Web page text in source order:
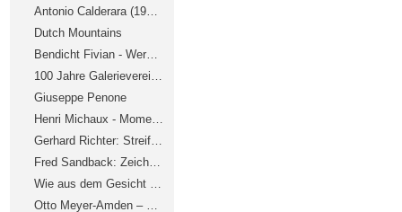
Antonio Calderara (1903 – 1978)
Dutch Mountains
Bendicht Fivian - Werke aus der Sammlung
100 Jahre Galerieverein, Freunde des Kunstmuseums Winterthur
Giuseppe Penone
Henri Michaux - Momente
Gerhard Richter: Streifen und Glas
Fred Sandback: Zeichnungen
Wie aus dem Gesicht geschnitten - Porträtbüsten aus der Sammlung
Otto Meyer-Amden – Das Frühwerk 1903–1914